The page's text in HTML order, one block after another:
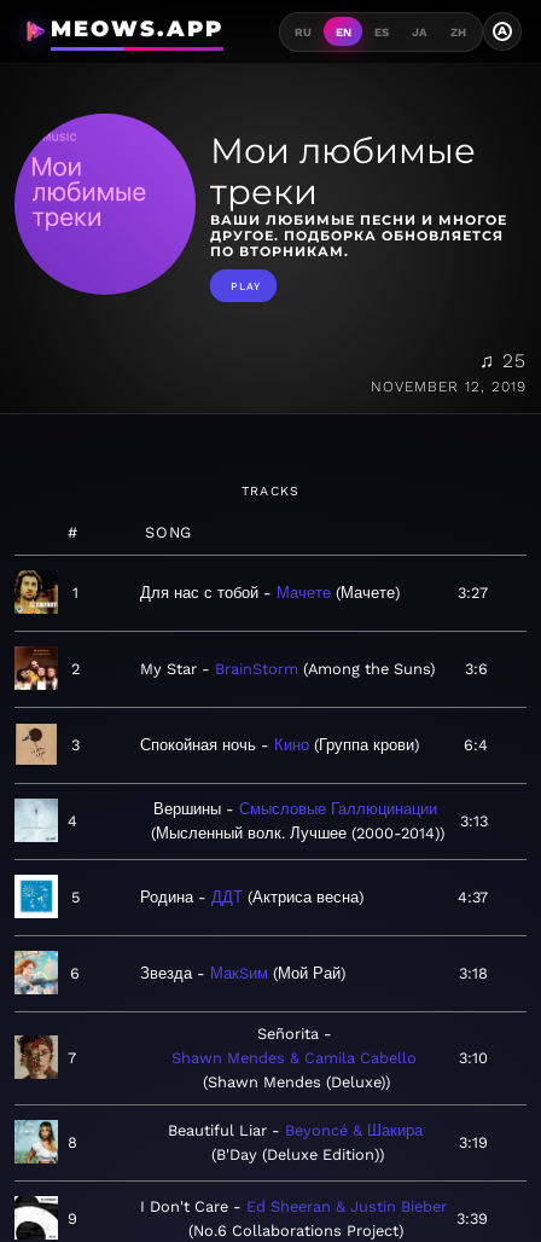
MEOWS.APP RU EN ES JA ZH A
Мои любимые
треки
ВАШИ ЛЮБИМЫЕ ПЕСНИ И МНОГОЕ
ДРУГОЕ. ПОДБОРКА ОБНОВЛЯЕТСЯ
ПО ВТОРНИКАМ.
PLAY
♫ 25
NOVEMBER 12, 2019
TRACKS
# SONG
1 Для нас с тобой Мачете Мачете 3:27
2 My Star BrainStorm Among the Suns 3:6
3 Спокойная ночь Кино Группа крови 6:4
4
Вершины
Смысловые Галлюцинации
Мысленный волк. Лучшее (2000-2014)
3:13
5 Родина ДДТ Актриса весна 4:37
6 Звезда МакSим Мой Рай 3:18
7
Señorita
Shawn Mendes & Camila Cabello
Shawn Mendes (Deluxe)
3:10
8
Beautiful Liar
Beyoncé & Шакира
B'Day (Deluxe Edition)
3:19
9
I Don't Care
Ed Sheeran & Justin Bieber
No.6 Collaborations Project
3:39